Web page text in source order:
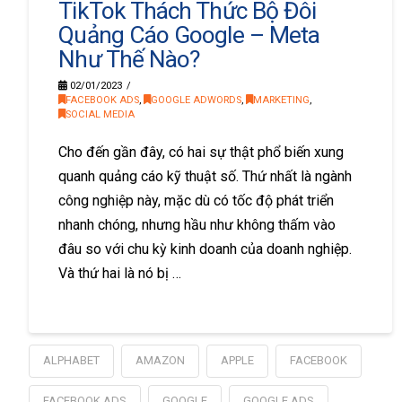
TikTok Thách Thức Bộ Đôi
Quảng Cáo Google – Meta
Như Thế Nào?
02/01/2023
FACEBOOK ADS, GOOGLE ADWORDS, MARKETING,
SOCIAL MEDIA
Cho đến gần đây, có hai sự thật phổ biến xung
quanh quảng cáo kỹ thuật số. Thứ nhất là ngành
công nghiệp này, mặc dù có tốc độ phát triển
nhanh chóng, nhưng hầu như không thấm vào
đâu so với chu kỳ kinh doanh của doanh nghiệp.
Và thứ hai là nó bị …
ALPHABET AMAZON APPLE FACEBOOK